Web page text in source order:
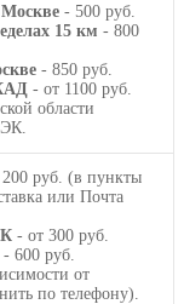
Москве - 500 руб.
15 км - 800
- 850 руб.
- от 1100 руб.
области
руб. (в пункты
или Почта
- от 300 руб.
- 600 руб.
от
по телефону).